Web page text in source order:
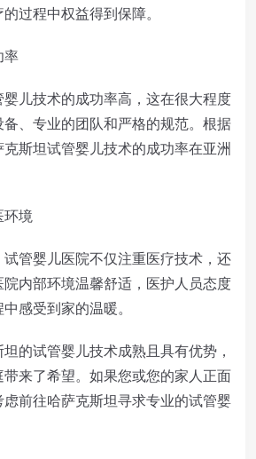
过程中权益得到保障。
儿技术的成功率高，这在很大程度
、专业的团队和严格的规范。根据
斯坦试管婴儿技术的成功率在亚洲
境
管婴儿医院不仅注重医疗技术，还
内部环境温馨舒适，医护人员态度
感受到家的温暖。
试管婴儿技术成熟且具有优势，
来了希望。如果您或您的家人正面
前往哈萨克斯坦寻求专业的试管婴